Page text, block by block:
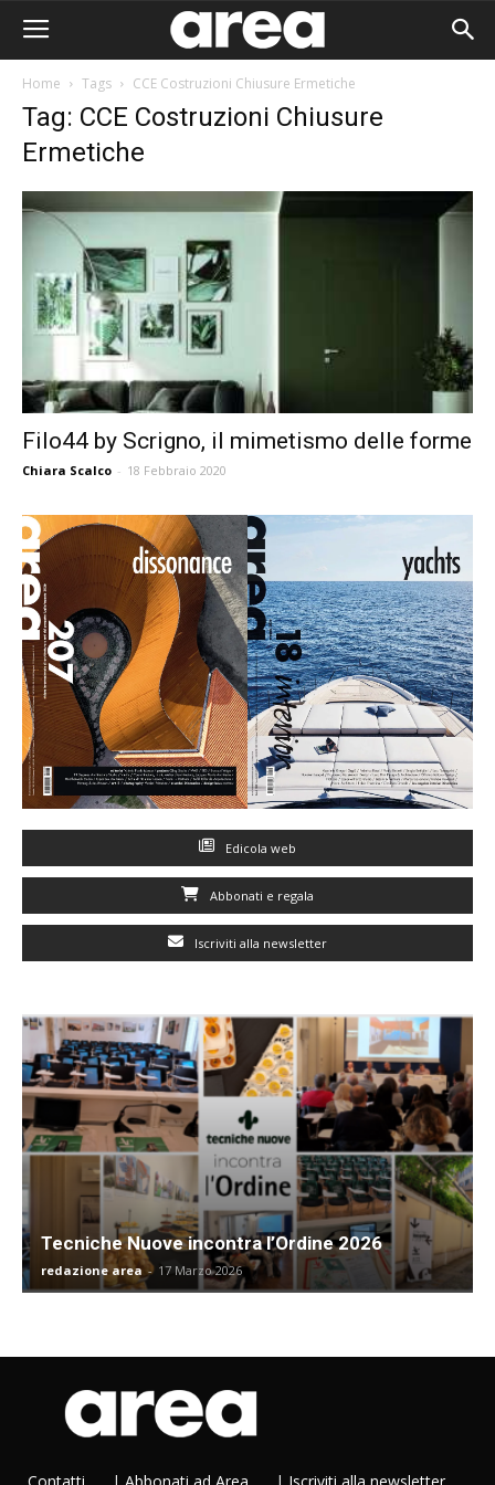
Home Tags CCE Costruzioni Chiusure Ermetiche
Tag: CCE Costruzioni Chiusure
Ermetiche
Filo44 by Scrigno, il mimetismo delle forme
Chiara Scalco - 18 Febbraio 2020
Edicola web
Abbonati e regala
Iscriviti alla newsletter
Tecniche Nuove incontra l’Ordine 2026
redazione area - 17 Marzo 2026